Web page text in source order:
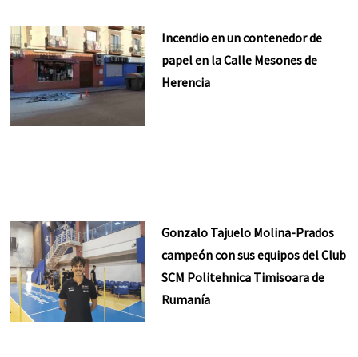
Incendio en un contenedor de
papel en la Calle Mesones de
Herencia
Gonzalo Tajuelo Molina-Prados
campeón con sus equipos del Club
SCM Politehnica Timisoara de
Rumanía